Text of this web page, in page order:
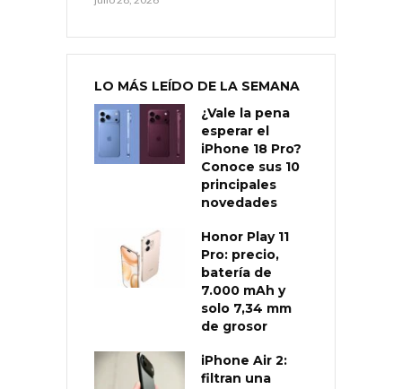
LO MÁS LEÍDO DE LA SEMANA
¿Vale la pena
esperar el
iPhone 18 Pro?
Conoce sus 10
principales
novedades
Honor Play 11
Pro: precio,
batería de
7.000 mAh y
solo 7,34 mm
de grosor
iPhone Air 2:
filtran una